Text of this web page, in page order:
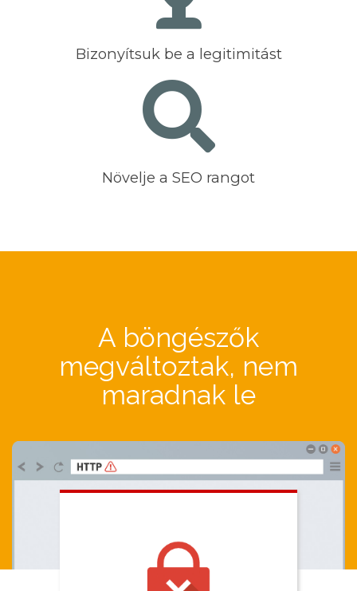
Bizonyítsuk be a legitimitást
Növelje a SEO rangot
A böngészők
megváltoztak, nem
maradnak le